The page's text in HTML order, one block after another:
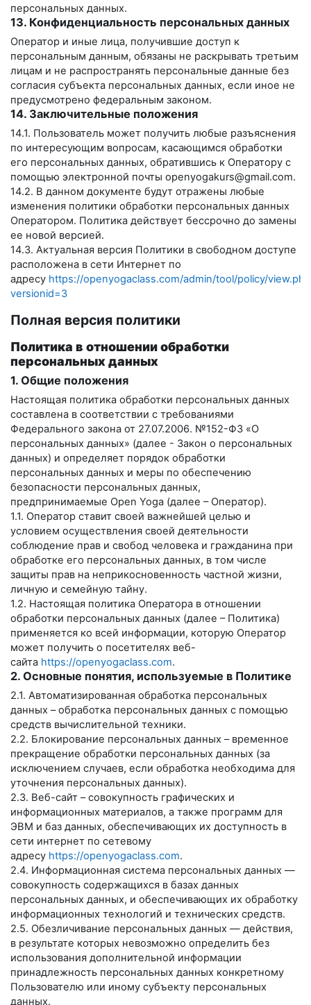
персональных данных.
13. Конфиденциальность персональных данных
Оператор и иные лица, получившие доступ к
персональным данным, обязаны не раскрывать третьим
лицам и не распространять персональные данные без
согласия субъекта персональных данных, если иное не
предусмотрено федеральным законом.
14. Заключительные положения
14.1. Пользователь может получить любые разъяснения
по интересующим вопросам, касающимся обработки
его персональных данных, обратившись к Оператору с
помощью электронной почты openyogakurs@gmail.com.
14.2. В данном документе будут отражены любые
изменения политики обработки персональных данных
Оператором. Политика действует бессрочно до замены
ее новой версией.
14.3. Актуальная версия Политики в свободном доступе
расположена в сети Интернет по
адресу https://openyogaclass.com/admin/tool/policy/
versionid=3
Полная версия политики
Политика в отношении обработки
персональных данных
1. Общие положения
Настоящая политика обработки персональных данных
составлена в соответствии с требованиями
Федерального закона от 27.07.2006. №152-ФЗ «О
персональных данных» (далее - Закон о персональных
данных) и определяет порядок обработки
персональных данных и меры по обеспечению
безопасности персональных данных,
предпринимаемые Open Yoga (далее – Оператор).
1.1. Оператор ставит своей важнейшей целью и
условием осуществления своей деятельности
соблюдение прав и свобод человека и гражданина при
обработке его персональных данных, в том числе
защиты прав на неприкосновенность частной жизни,
личную и семейную тайну.
1.2. Настоящая политика Оператора в отношении
обработки персональных данных (далее – Политика)
применяется ко всей информации, которую Оператор
может получить о посетителях веб-
сайта https://openyogaclass.com.
2. Основные понятия, используемые в Политике
2.1. Автоматизированная обработка персональных
данных – обработка персональных данных с помощью
средств вычислительной техники.
2.2. Блокирование персональных данных – временное
прекращение обработки персональных данных (за
исключением случаев, если обработка необходима для
уточнения персональных данных).
2.3. Веб-сайт – совокупность графических и
информационных материалов, а также программ для
ЭВМ и баз данных, обеспечивающих их доступность в
сети интернет по сетевому
адресу https://openyogaclass.com.
2.4. Информационная система персональных данных —
совокупность содержащихся в базах данных
персональных данных, и обеспечивающих их обработку
информационных технологий и технических средств.
2.5. Обезличивание персональных данных — действия,
в результате которых невозможно определить без
использования дополнительной информации
принадлежность персональных данных конкретному
Пользователю или иному субъекту персональных
данных.